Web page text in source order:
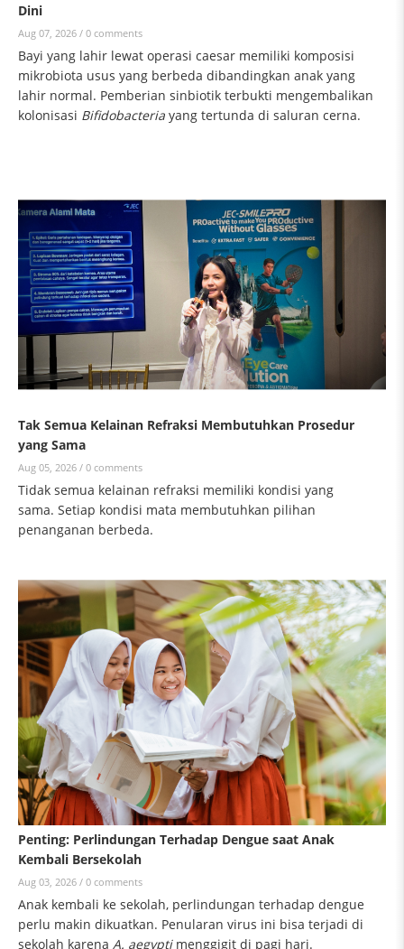
Dini
Aug 07, 2026 / 0 comments
Bayi yang lahir lewat operasi caesar memiliki komposisi
mikrobiota usus yang berbeda dibandingkan anak yang
lahir normal. Pemberian sinbiotik terbukti mengembalikan
kolonisasi Bifidobacteria yang tertunda di saluran cerna.
Tak Semua Kelainan Refraksi Membutuhkan Prosedur
yang Sama
Aug 05, 2026 / 0 comments
Tidak semua kelainan refraksi memiliki kondisi yang
sama. Setiap kondisi mata membutuhkan pilihan
penanganan berbeda.
Penting: Perlindungan Terhadap Dengue saat Anak
Kembali Bersekolah
Aug 03, 2026 / 0 comments
Anak kembali ke sekolah, perlindungan terhadap dengue
perlu makin dikuatkan. Penularan virus ini bisa terjadi di
sekolah karena A. aegyptimenggigit di pagi hari.